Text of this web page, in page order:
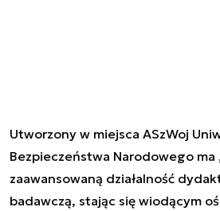
Utworzony w miejsca ASzWoj
Bezpieczeństwa Narodowego ma
zaawansowaną działalność
badawczą, stając się wiodącym